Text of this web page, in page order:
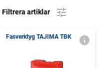
Filtrera artiklar
Fasverktyg TAJIMA TBK